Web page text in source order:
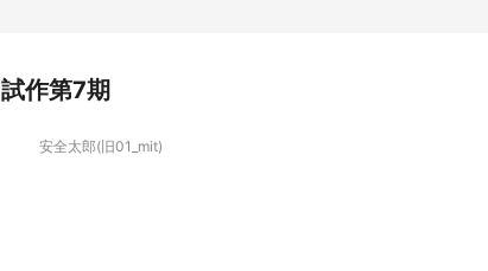
試作第7期
安全太郎(旧01_mit)